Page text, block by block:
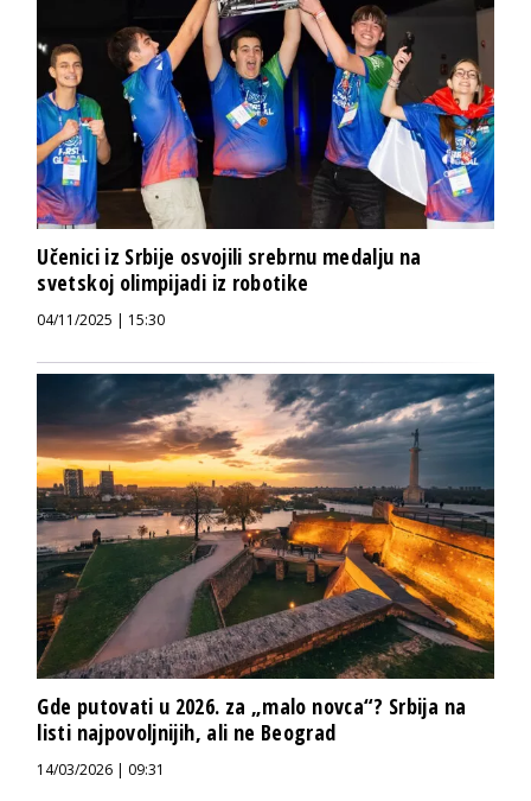
Učenici iz Srbije osvojili srebrnu medalju na
svetskoj olimpijadi iz robotike
04/11/2025 | 15:30
Gde putovati u 2026. za „malo novca“? Srbija na
listi najpovoljnijih, ali ne Beograd
14/03/2026 | 09:31